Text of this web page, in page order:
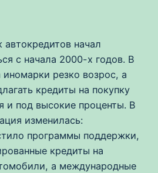
начал
с начала 2000-х годов. В
резко возрос, а
кредиты на покупку
и под высокие проценты. В
изменилась:
программы поддержки,
кредиты на
а международные